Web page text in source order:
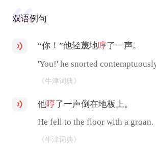
双语例句
“你！”他轻蔑地哼了一声。
'You!' he snorted
《牛津词典》
他哼了一声倒在地板上。
He fell to the floor with a groan.
《牛津词典》